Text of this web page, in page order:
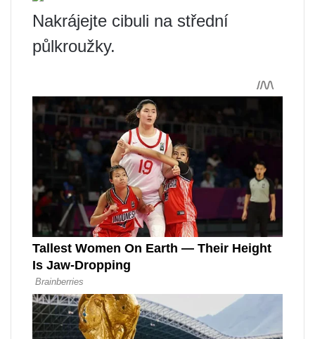
Nakrájejte cibuli na střední
půlkroužky.